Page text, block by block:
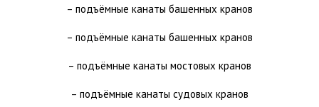
– подъёмные канаты башенных кранов
– подъёмные канаты башенных кранов
– подъёмные канаты мостовых кранов
– подъёмные канаты судовых кранов